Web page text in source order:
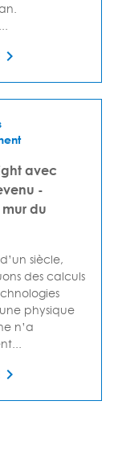
avec
-
du
siècle,
des calculs
physique
n’a